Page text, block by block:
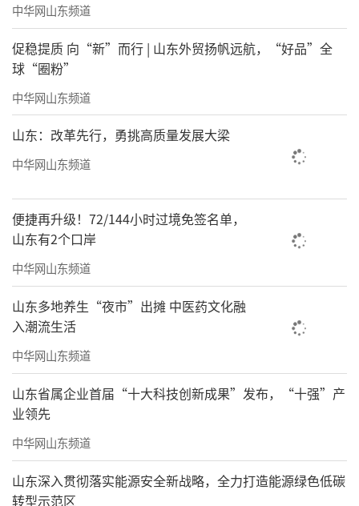
中华网山东频道
促稳提质 向“新”而行 | 山东外贸扬帆远航，“好品”全
球“圈粉”
中华网山东频道
山东：改革先行，勇挑高质量发展大梁
中华网山东频道
便捷再升级！72/144小时过境免签名单，
山东有2个口岸
中华网山东频道
山东多地养生“夜市”出摊 中医药文化融
入潮流生活
中华网山东频道
山东省属企业首届“十大科技创新成果”发布，“十强”产
业领先
中华网山东频道
山东深入贯彻落实能源安全新战略，全力打造能源绿色低碳
转型示范区